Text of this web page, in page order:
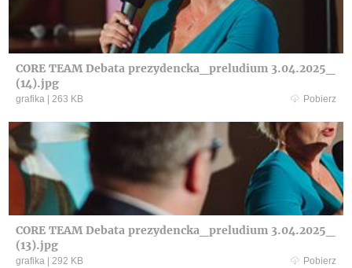
CORE TEAM Debata prezydencka_preludium 3.04.2025_
(14).jpg
grafika | 263 KB Pobierz
CORE TEAM Debata prezydencka_preludium 3.04.2025_
(13).jpg
grafika | 292 KB Pobierz